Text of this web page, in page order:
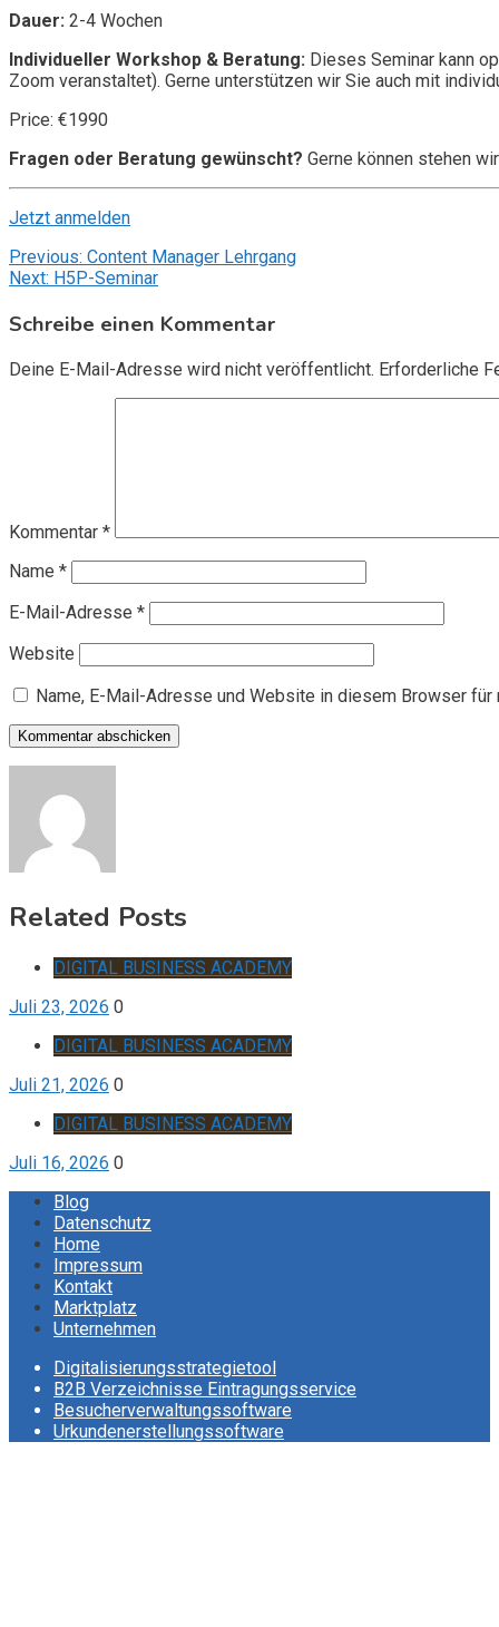
Dauer: 2-4 Wochen
Individueller Workshop & Beratung: Dieses Seminar kann
Zoom veranstaltet). Gerne unterstützen wir Sie auch mit
Price: €1990
Fragen oder Beratung gewünscht? Gerne können stehen
Jetzt anmelden
Beitragsnavigation
Previous: Content Manager Lehrgang
Next: H5P-Seminar
Schreibe einen Kommentar
Deine E-Mail-Adresse wird nicht veröffentlicht. Erforderliche
Kommentar *
Name *
E-Mail-Adresse *
Website
Name, E-Mail-Adresse und Website in diesem Browser
Related Posts
DIGITAL BUSINESS ACADEMY
Juli 23, 2026 0
DIGITAL BUSINESS ACADEMY
Juli 21, 2026 0
DIGITAL BUSINESS ACADEMY
Juli 16, 2026 0
Blog
Datenschutz
Home
Impressum
Kontakt
Marktplatz
Unternehmen
Digitalisierungsstrategietool
B2B Verzeichnisse Eintragungsservice
Besucherverwaltungssoftware
Urkundenerstellungssoftware